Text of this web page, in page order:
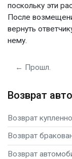
поскольку эти
После
вернуть
нему.
← Прошл.
Возврат
Возврат
Возврат
Возврат